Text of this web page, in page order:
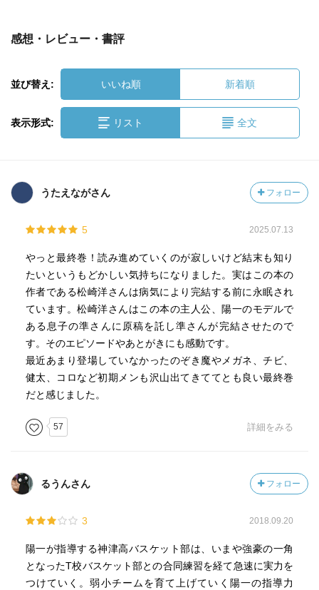
感想・レビュー・書評
並び替え: いいね順 新着順
表示形式: リスト 全文
うたえながさん フォロー
5 2025.07.13
やっと最終巻！読み進めていくのが寂しいけど結末も知り
たいというもどかしい気持ちになりました。実はこの本の
作者である松崎洋さんは病気により完結する前に永眠され
ています。松崎洋さんはこの本の主人公、陽一のモデルで
ある息子の準さんに原稿を託し準さんが完結させたので
す。そのエピソードやあとがきにも感動です。
最近あまり登場していなかったのぞき魔やメガネ、チビ、
健太、コロなど初期メンも沢山出てきててとも良い最終巻
だと感じました。
57 詳細をみる
るうんさん フォロー
3 2018.09.20
陽一が指導する神津高バスケット部は、いまや強豪の一角
となったT校バスケット部との合同練習を経て急速に実力を
つけていく。弱小チームを育て上げていく陽一の指導力